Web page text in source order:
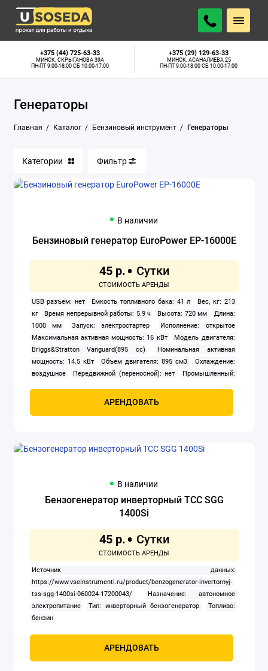
+375 (44) 725-63-33
МИНСК, СКРЫГАНОВА 39А
ПН-ПТ 9:00-18:00 СБ 10:00-17:00
+375 (29) 129-63-33
МИНСК, АСАНАЛИЕВА 25
ПН-ПТ 9:00-18:00 СБ 10:00-17:00
Генераторы
Главная Каталог Бензиновый инструмент Генераторы
Бензопилы
Виброплиты
Виброрейки для бетона
Воздуходувки
Газонокосилки бензиновые
Мотобуры
Мотопомпы
Резчики швов
Скарификаторы-аэраторы бензиновые
Триммеры бензиновые
Показать все
Категории Фильтр
В наличии
Бензиновый генератор EuroPower EP-16000E
45 р.
USB разъем: нет Ёмкость топливного бака: 41 л
Вес, кг: 213
кг
Время непрерывной работы: 5.9 ч Высота: 720 мм
Длина:
1000 мм
Запуск: электростартер
Исполнение: открытое
Максимальная активная мощность: 16 кВт
Модель двигателя:
Briggs&Stratton Vanguard(895 сс)
Номинальная активная
мощность: 14.5 кВт
Объем двигателя: 895 см3
Охлаждение:
воздушное
Передвижной (переносной): нет
Промышленный:
АРЕНДОВАТЬ
В наличии
Бензогенератор инверторный ТСС SGG
1400Si
45 р.
Источник данных:
https://www.vseinstrumenti.ru/product/benzogenerator-invertornyj-
tss-sgg-1400si-060024-17200043/
Назначение: автономное
электропитание
Тип: инверторный бензогенератор
Топливо:
бензин
АРЕНДОВАТЬ